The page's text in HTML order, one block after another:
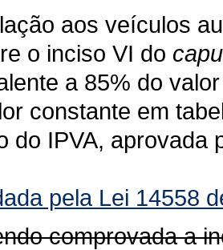
aos veículos
o inciso VI do
a 85% do
constante em
do IPVA, aprovada
pela Lei 14558
comprovada a